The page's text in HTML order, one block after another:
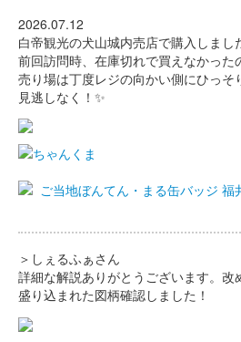
2026.07.12
白帝観光の犬山城内売店で購入しまし
前回訪問時、在庫切れで買えなかった
売り場は丁度レジの向かい側にひっそ
見逃しなく！✨
ご当地ぼんてん・まる缶バッジ 福
＞しぇるふぁさん
詳細な解説ありがとうございます。
盛り込まれた図柄確認しました！